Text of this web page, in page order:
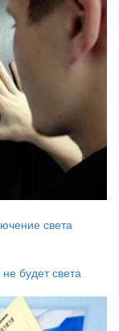
света
будет света